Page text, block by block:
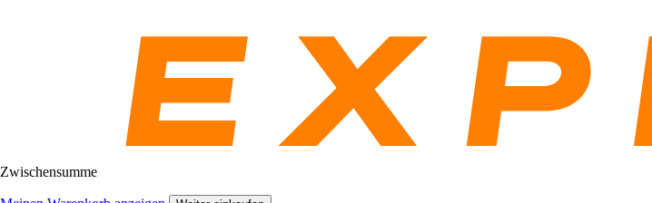
Zwischensumme